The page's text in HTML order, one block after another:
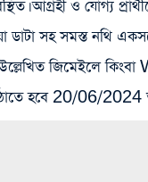
আগ্রহী ও যোগ্য
ডাটা সহ সমস্ত নথি
উল্লেখিত জিমেইলে
হবে 20/06/2024